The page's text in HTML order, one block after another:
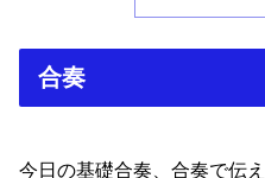
合奏
今日の基礎合奏、合奏で伝